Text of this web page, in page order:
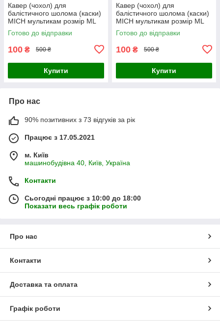
Кавер (чохол) для
балістичного шолома (каски)
MICH мультикам розмір МL
Готово до відправки
100 ₴ 500 ₴
Купити
Кавер (чохол) для
балістичного шолома (каски)
MICH мультикам розмір МL
Готово до відправки
100 ₴ 500 ₴
Купити
Про нас
90% позитивних з 73 відгуків за рік
Працює з 17.05.2021
м. Київ
машинобудівна 40, Київ, Україна
Контакти
Сьогодні працює з 10:00 до 18:00
Показати весь графік роботи
Про нас
Контакти
Доставка та оплата
Графік роботи